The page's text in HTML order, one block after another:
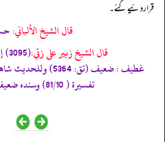
قرار دئیے گئے۔
قال الشيخ الألباني:
قال الشيخ زبير على زئي:(3095) إسناده ضعيف
غطيف : ضعيف (تق:
تفسيرة ( 81/10) وسنده ضعيف منقطع